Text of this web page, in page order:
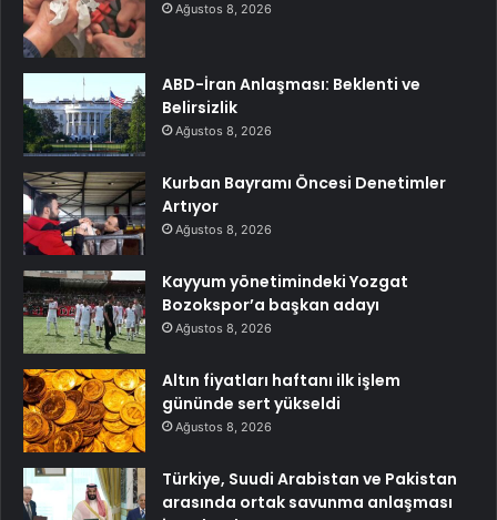
Ağustos 8, 2026
ABD-İran Anlaşması: Beklenti ve
Belirsizlik
Ağustos 8, 2026
Kurban Bayramı Öncesi Denetimler
Artıyor
Ağustos 8, 2026
Kayyum yönetimindeki Yozgat
Bozokspor’a başkan adayı
Ağustos 8, 2026
Altın fiyatları haftanı ilk işlem
gününde sert yükseldi
Ağustos 8, 2026
Türkiye, Suudi Arabistan ve Pakistan
arasında ortak savunma anlaşması